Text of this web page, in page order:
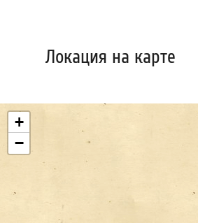
Локация на карте
+
−